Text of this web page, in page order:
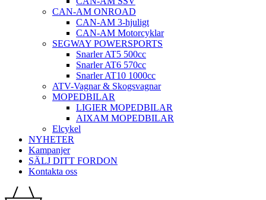
CAN-AM ONROAD
CAN-AM 3-hjuligt
CAN-AM Motorcyklar
SEGWAY POWERSPORTS
Snarler AT5 500cc
Snarler AT6 570cc
Snarler AT10 1000cc
ATV-Vagnar & Skogsvagnar
MOPEDBILAR
LIGIER MOPEDBILAR
AIXAM MOPEDBILAR
Elcykel
NYHETER
Kampanjer
SÄLJ DITT FORDON
Kontakta oss